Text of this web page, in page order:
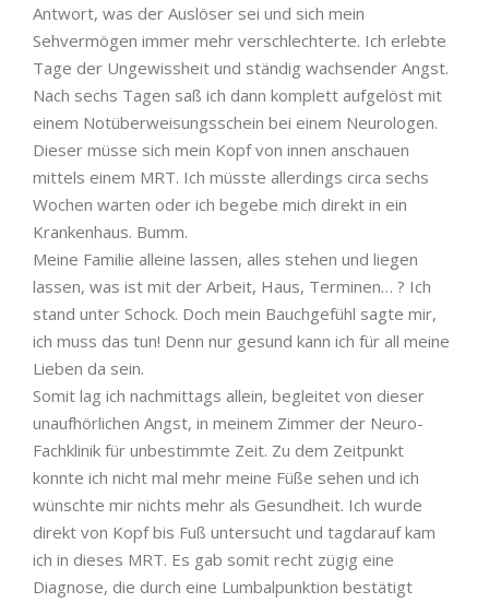
Antwort, was der Auslöser sei und sich mein
Sehvermögen immer mehr verschlechterte. Ich erlebte
Tage der Ungewissheit und ständig wachsender Angst.
Nach sechs Tagen saß ich dann komplett aufgelöst mit
einem Notüberweisungsschein bei einem Neurologen.
Dieser müsse sich mein Kopf von innen anschauen
mittels einem MRT. Ich müsste allerdings circa sechs
Wochen warten oder ich begebe mich direkt in ein
Krankenhaus. Bumm.
Meine Familie alleine lassen, alles stehen und liegen
lassen, was ist mit der Arbeit, Haus, Terminen… ? Ich
stand unter Schock. Doch mein Bauchgefühl sagte mir,
ich muss das tun! Denn nur gesund kann ich für all meine
Lieben da sein.
Somit lag ich nachmittags allein, begleitet von dieser
unaufhörlichen Angst, in meinem Zimmer der Neuro-
Fachklinik für unbestimmte Zeit. Zu dem Zeitpunkt
konnte ich nicht mal mehr meine Füße sehen und ich
wünschte mir nichts mehr als Gesundheit. Ich wurde
direkt von Kopf bis Fuß untersucht und tagdarauf kam
ich in dieses MRT. Es gab somit recht zügig eine
Diagnose, die durch eine Lumbalpunktion bestätigt